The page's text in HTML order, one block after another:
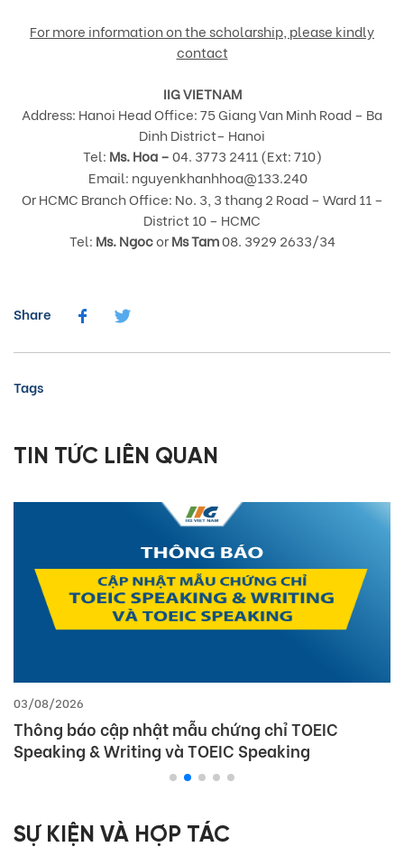
For more information on the scholarship, please kindly
contact
IIG VIETNAM
Address: Hanoi Head Office: 75 Giang Van Minh Road – Ba
Dinh District– Hanoi
Tel: Ms. Hoa –04. 3773 2411 (Ext: 710)
Email: nguyenkhanhhoa@133.240
Or HCMC Branch Office: No. 3, 3 thang 2 Road – Ward 11 –
District 10 – HCMC
Tel: Ms. NgocorMs Tam08. 3929 2633/34
Share
Tags
TIN TỨC LIÊN QUAN
03/08/2026
Thông báo cập nhật mẫu chứng chỉ TOEIC
Speaking & Writing và TOEIC Speaking
SỰ KIỆN VÀ HỢP TÁC